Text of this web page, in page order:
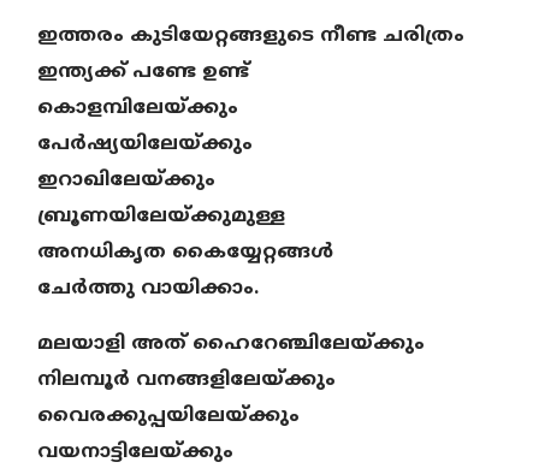
ഇത്തരം കുടിയേറ്റങ്ങളുടെ നീണ്ട ചരിത്രം
ഇന്ത്യക്ക് പണ്ടേ ഉണ്ട്
കൊളമ്പിലേയ്ക്കും
പേർഷ്യയിലേയ്ക്കും
ഇറാഖിലേയ്ക്കും
ബ്രൂണയിലേയ്ക്കുമുള്ള
അനധികൃത കൈയ്യേറ്റങ്ങൾ
ചേർത്തു വായിക്കാം.
മലയാളി അത് ഹൈറേഞ്ചിലേയ്ക്കും
നിലമ്പൂർ വനങ്ങളിലേയ്ക്കും
വൈരക്കുപ്പയിലേയ്ക്കും
വയനാട്ടിലേയ്ക്കും